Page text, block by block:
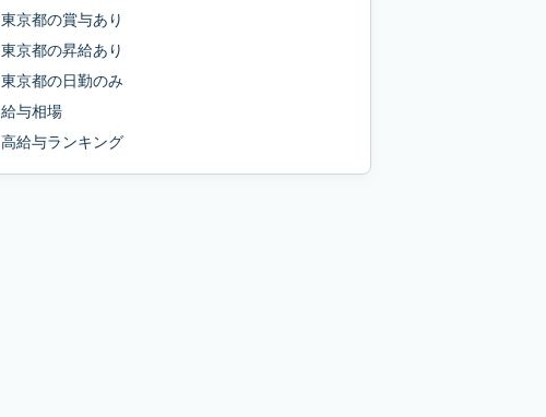
東京都の賞与あり
東京都の昇給あり
東京都の日勤のみ
給与相場
高給与ランキング